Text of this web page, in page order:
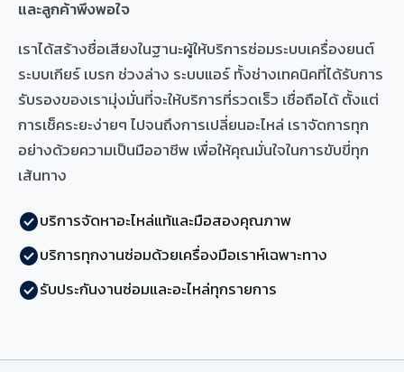
และลูกค้าพึงพอใจ
เราได้สร้างชื่อเสียงในฐานะผู้ให้บริการซ่อมระบบเครื่องยนต์
ระบบเกียร์ เบรก ช่วงล่าง ระบบแอร์ ทั้งช่างเทคนิคที่ได้รับการ
รับรองของเรามุ่งมั่นที่จะให้บริการที่รวดเร็ว เชื่อถือได้ ตั้งแต่
การเช็คระยะง่ายๆ ไปจนถึงการเปลี่ยนอะไหล่ เราจัดการทุก
อย่างด้วยความเป็นมืออาชีพ เพื่อให้คุณมั่นใจในการขับขี่ทุก
เส้นทาง
check_circleบริการจัดหาอะไหล่แท้และมือสองคุณภาพ
check_circleบริการทุกงานซ่อมด้วยเครื่องมือเราห์เฉพาะทาง
check_circleรับประกันงานซ่อมและอะไหล่ทุกรายการ